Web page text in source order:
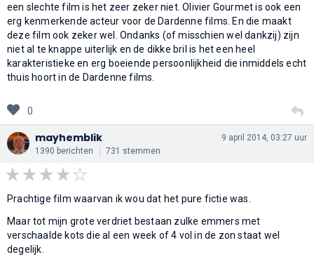
een slechte film is het zeer zeker niet. Olivier Gourmet is ook een
erg kenmerkende acteur voor de Dardenne films. En die maakt
deze film ook zeker wel. Ondanks (of misschien wel dankzij) zijn
niet al te knappe uiterlijk en de dikke bril is het een heel
karakteristieke en erg boeiende persoonlijkheid die inmiddels echt
thuis hoort in de Dardenne films.
0
mayhemblik
1390 berichten 731 stemmen
9 april 2014, 03:27 uur
Prachtige film waarvan ik wou dat het pure fictie was.
Maar tot mijn grote verdriet bestaan zulke emmers met
verschaalde kots die al een week of 4 vol in de zon staat wel
degelijk.